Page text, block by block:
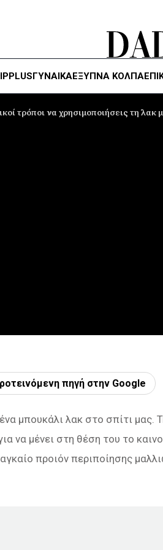
PLUSΓΥΝΑΙΚΑΈΞΥΠΝΑ ΚΌΛΠΑ
τρόποι να χρησιμοποιήσεις τη λακ
πηγή στην Google
μπουκάλι λακ στο σπίτι μας.
να μένει στη θέση του το
προιόν περιποίησης